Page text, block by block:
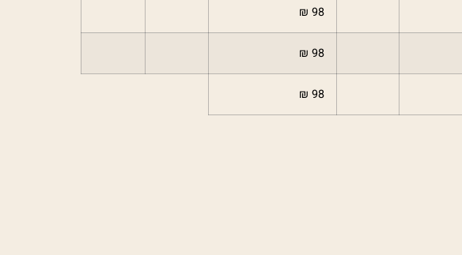
98 ₪
98 ₪
98 ₪